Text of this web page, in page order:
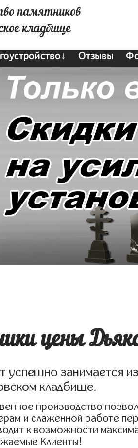
памятников
кладбище
Отзывы
цены
занимается
кладбище.
производство
и слаженной работе
к возможности
Клиенты!